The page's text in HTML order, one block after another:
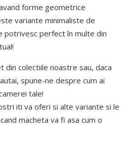
forme geometrice
variante minimaliste de
potrivesc perfect în multe din
din colectiile noastre sau, daca
spune-ne despre cum ai
tale!
iti va oferi si alte variante si le
macheta va fi asa cum o